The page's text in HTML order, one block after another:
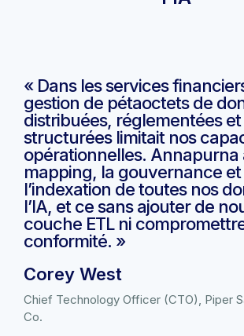
« Dans les services
gestion de pétaoctets de
distribuées, réglementées
structurées limitait nos
opérationnelles. Annapurna
mapping, la gouvernance et
l’indexation de toutes nos
l’IA, et ce sans ajouter de
couche ETL ni
conformité. »
Corey West
Chief Technology Officer (CTO), Piper
Co.